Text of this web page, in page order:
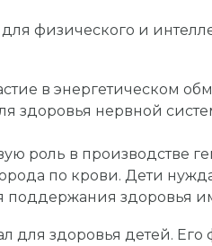
физического и
в энергетическом
здоровья нервной
роль в производстве
по крови. Дети
поддержания здоровья
для здоровья детей. Его